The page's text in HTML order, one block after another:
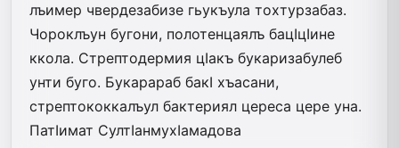
лъимер чвердезабизе гьукъула тохтурзабаз.
Чороклъун бугони, полотенцаялъ бацIцIине
ккола. Стрептодермия цIакъ букаризабулеб
унти буго. Букарараб бакI хъасани,
стрептококкалъул бактериял цереса цере уна.
ПатIимат СултIанмухIамадова